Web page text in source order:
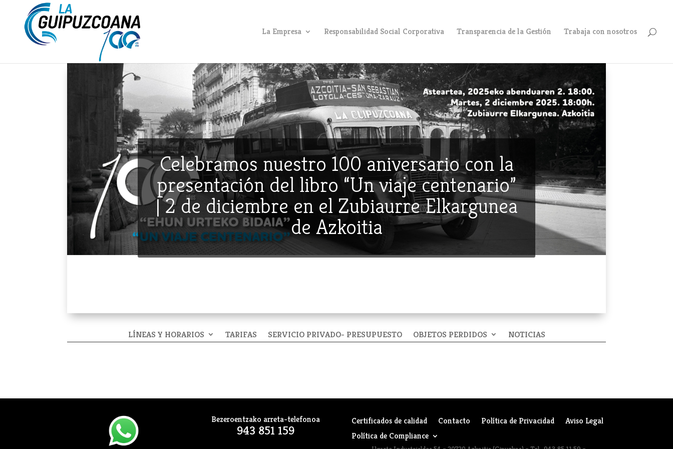
La Empresa Responsabilidad Social Corporativa Transparencia de la Gestión Trabaja con nosotros
Celebramos nuestro 100 aniversario con la
presentación del libro “Un viaje centenario”
| 2 de diciembre en el Zubiaurre Elkargunea
de Azkoitia
LÍNEAS Y HORARIOS TARIFAS SERVICIO PRIVADO- PRESUPUESTO OBJETOS PERDIDOS NOTICIAS
Bezeroentzako arreta-telefonoa
943 851 159
Certificados de calidad Contacto Política de Privacidad
Aviso Legal
Política de Compliance